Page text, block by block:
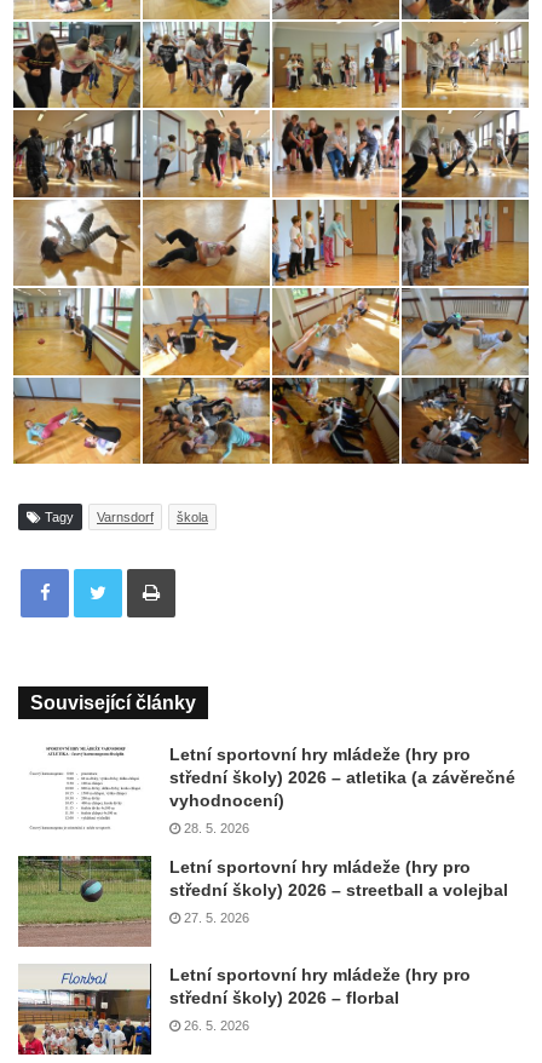
Tagy Varnsdorf škola
Tisknout
Související články
Letní sportovní hry mládeže (hry pro
střední školy) 2026 – atletika (a závěrečné
vyhodnocení)
28. 5. 2026
Letní sportovní hry mládeže (hry pro
střední školy) 2026 – streetball a volejbal
27. 5. 2026
Letní sportovní hry mládeže (hry pro
střední školy) 2026 – florbal
26. 5. 2026